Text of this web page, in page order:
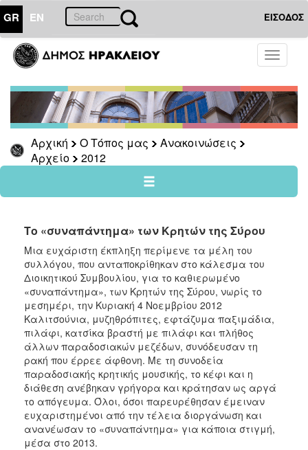
GR EN ΕΙΣΟΔΟΣ
Toggle
Αρχική Ο Τόπος μας
Ανακοινώσεις
Αρχείο
2012
ΤΟΠΟΣ
ΜΑΣ
Ανακοινώσεις
Αρχείο
2026
2025
2021
2020
2019
2018
2017
2016
2015
2012
2011
Το «συναπάντημα» των Κρητών της Σύρου
Μια ευχάριστη έκπληξη περίμενε τα μέλη του
συλλόγου, που ανταποκρίθηκαν στο κάλεσμα του
Διοικητικού Συμβουλίου, για το καθιερωμένο
«συναπάντημα», των Κρητών της Σύρου, νωρίς το
μεσημέρι, την Κυριακή 4 Νοεμβρίου 2012
Καλιτσούνια, μυζηθρόπιτες, εφτάζυμα παξιμάδια,
πιλάφι, κατσίκα βραστή με πιλάφι και πλήθος
άλλων παραδοσιακών μεζέδων, συνόδευσαν τη
ρακή που έρρεε άφθονη. Με τη συνοδεία
παραδοσιακής κρητικής μουσικής, το κέφι και η
διάθεση ανέβηκαν γρήγορα και κράτησαν ως αργά
το απόγευμα. Όλοι, όσοι παρευρέθησαν έμειναν
ευχαριστημένοι από την τέλεια διοργάνωση και
ανανέωσαν το «συναπάντημα» για κάποια στιγμή,
μέσα στο 2013.